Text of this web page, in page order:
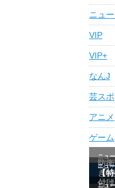
ニュ
VIP
VIP+
なんJ
芸スポ
アニメ
ゲーム
最